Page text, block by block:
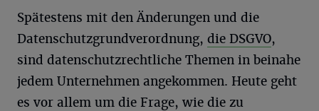
Spätestens mit den Änderungen und die
Datenschutzgrundverordnung, die DSGVO,
sind datenschutzrechtliche Themen in beinahe
jedem Unternehmen angekommen. Heute geht
es vor allem um die Frage, wie die zu